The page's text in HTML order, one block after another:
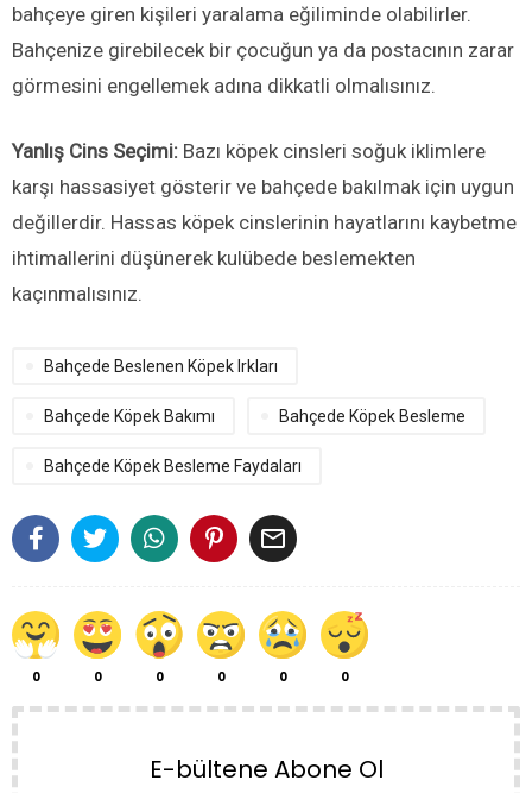

0 0 0 0 0 0
bahçeye giren kişileri yaralama eğiliminde olabilirler.
Bahçenize girebilecek bir çocuğun ya da postacının zarar
görmesini engellemek adına dikkatli olmalısınız.
Yanlış Cins Seçimi: Bazı köpek cinsleri soğuk iklimlere
karşı hassasiyet gösterir ve bahçede bakılmak için uygun
değillerdir. Hassas köpek cinslerinin hayatlarını kaybetme
ihtimallerini düşünerek kulübede beslemekten
kaçınmalısınız.
Bahçede Beslenen Köpek Irkları
Bahçede Köpek Bakımı Bahçede Köpek Besleme
Bahçede Köpek Besleme Faydaları
E-bültene Abone Ol